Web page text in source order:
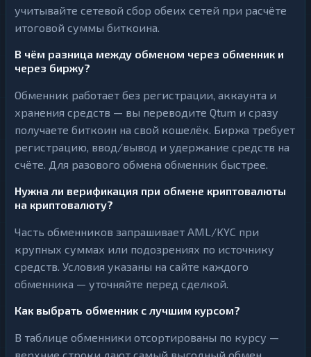
учитывайте сетевой сбор обеих сетей при расчёте
итоговой суммы биткоина.
В чём разница между обменом через обменник и
через биржу?
Обменник работает без регистрации, аккаунта и
хранения средств — вы переводите Qtum и сразу
получаете биткоин на свой кошелёк. Биржа требует
регистрацию, ввод/вывод и удержание средств на
счёте. Для разового обмена обменник быстрее.
Нужна ли верификация при обмене криптовалюты
на криптовалюту?
Часть обменников запрашивает AML/KYC при
крупных суммах или подозрениях по источнику
средств. Условия указаны на сайте каждого
обменника — уточняйте перед сделкой.
Как выбрать обменник с лучшим курсом?
В таблице обменники отсортированы по курсу —